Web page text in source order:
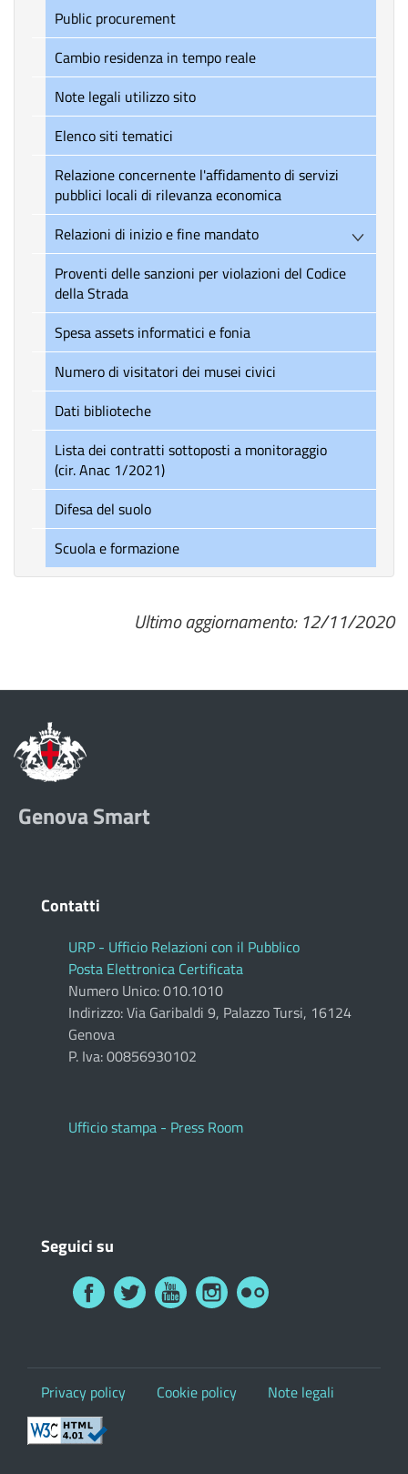
Public procurement
Cambio residenza in tempo reale
Note legali utilizzo sito
Elenco siti tematici
Relazione concernente l'affidamento di servizi
pubblici locali di rilevanza economica
Relazioni di inizio e fine mandato
Proventi delle sanzioni per violazioni del Codice
della Strada
Spesa assets informatici e fonia
Numero di visitatori dei musei civici
Dati biblioteche
Lista dei contratti sottoposti a monitoraggio
(cir. Anac 1/2021)
Difesa del suolo
Scuola e formazione
Ultimo aggiornamento: 12/11/2020
Genova Smart
Contatti
URP - Ufficio Relazioni con il Pubblico
Posta Elettronica Certificata
Numero Unico: 010.1010
Indirizzo: Via Garibaldi 9, Palazzo Tursi, 16124
Genova
P. Iva: 00856930102
Ufficio stampa - Press Room
Seguici su
Privacy policy Cookie policy Note legali